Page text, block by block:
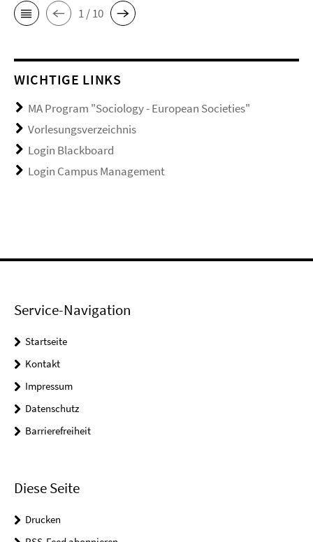
1 / 10
WICHTIGE LINKS
MA Program "Sociology - European Societies"
Vorlesungsverzeichnis
Login Blackboard
Login Campus Management
Service-Navigation
Startseite
Kontakt
Impressum
Datenschutz
Barrierefreiheit
Diese Seite
Drucken